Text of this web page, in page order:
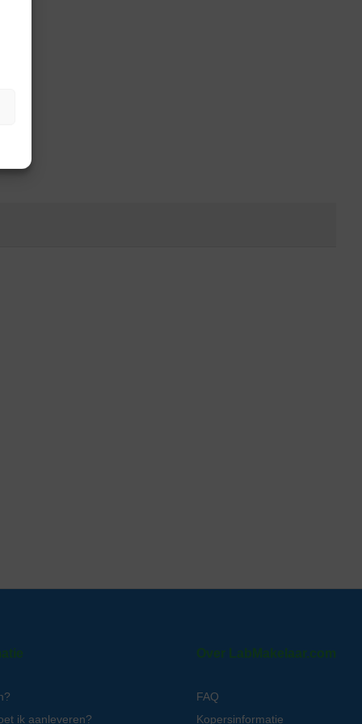
ik aanleveren?
Over LabMakelaar.com
FAQ
Kopersinformatie